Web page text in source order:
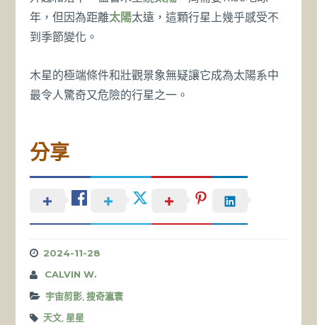
年，但因為距離太陽太遠，這顆行星上幾乎感受不
到季節變化。
木星的極端條件和壯觀景象無疑讓它成為太陽系中
最令人驚奇又危險的行星之一。
分享
2024-11-28
CALVIN W.
宇宙剪影 ,搜奇瀛寰
天文,星星